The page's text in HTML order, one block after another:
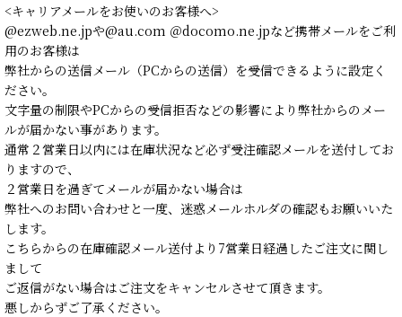
<キャリアメールをお使いのお客様へ>
@ezweb.ne.jpや@au.com ＠docomo.ne.jpなど携帯メールをご利
用のお客様は
弊社からの送信メール（PCからの送信）を受信できるように設定く
ださい。
文字量の制限やPCからの受信拒否などの影響により弊社からのメー
ルが届かない事があります。
通常２営業日以内には在庫状況など必ず受注確認メールを送付してお
りますので、
２営業日を過ぎてメールが届かない場合は
弊社へのお問い合わせと一度、迷惑メールホルダの確認もお願いいた
します。
こちらからの在庫確認メール送付より7営業日経過したご注文に関し
まして
ご返信がない場合はご注文をキャンセルさせて頂きます。
悪しからずご了承ください。